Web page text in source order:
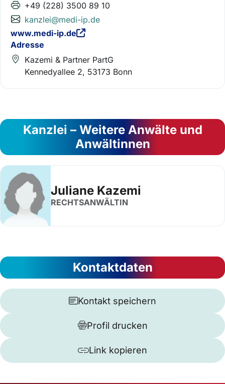
+49 (228) 3500 89 10
kanzlei@medi-ip.de
www.medi-ip.de
Adresse
Kazemi & Partner PartG
Kennedyallee 2, 53173 Bonn
Kanzlei – Weitere Anwälte und
Anwältinnen
Juliane Kazemi
RECHTSANWÄLTIN
Kontaktdaten
Kontakt speichern
Profil drucken
Link kopieren